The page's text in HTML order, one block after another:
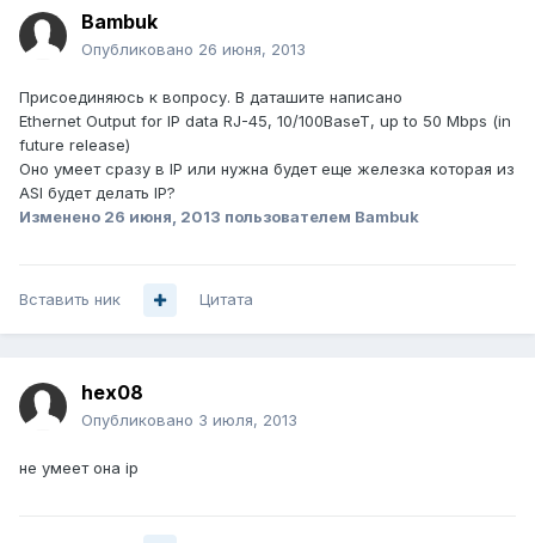
Bambuk
Опубликовано 26 июня, 2013
Присоединяюсь к вопросу. В даташите написано
Ethernet Output for IP data RJ-45, 10/100BaseT, up to 50 Mbps (in
future release)
Оно умеет сразу в IP или нужна будет еще железка которая из
ASI будет делать IP?
Изменено 26 июня, 2013 пользователем Bambuk
Вставить ник Цитата
hex08
Опубликовано 3 июля, 2013
не умеет она ip